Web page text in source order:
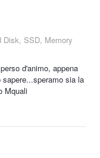
Disk, SSD, Memory
d'animo, appena
sia la
Mquali